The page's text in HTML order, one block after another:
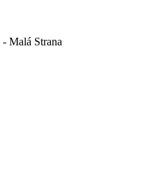
Malá Strana